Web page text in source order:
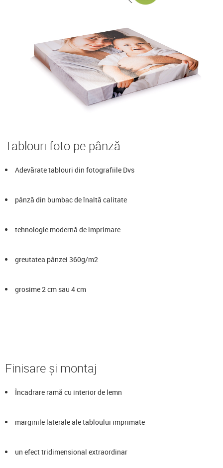
Tablouri foto pe pânză
Adevărate tablouri din fotografiile Dvs
pânză din bumbac de înaltă calitate
tehnologie modernă de imprimare
greutatea pânzei 360g/m2
grosime 2 cm sau 4 cm
Finisare și montaj
Încadrare ramă cu interior de lemn
marginile laterale ale tabloului imprimate
un efect tridimensional extraordinar